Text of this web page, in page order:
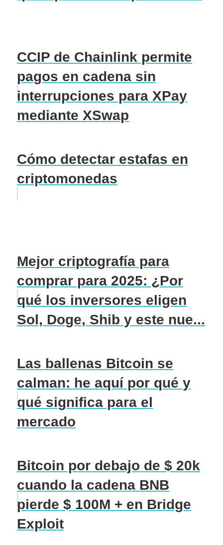
CCIP de Chainlink permite
pagos en cadena sin
interrupciones para XPay
mediante XSwap
Cómo detectar estafas en
criptomonedas
Mejor criptografía para
comprar para 2025: ¿Por
qué los inversores eligen
Sol, Doge, Shib y este nue...
Las ballenas Bitcoin se
calman: he aquí por qué y
qué significa para el
mercado
Bitcoin por debajo de $ 20k
cuando la cadena BNB
pierde $ 100M + en Bridge
Exploit